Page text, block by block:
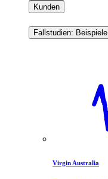
Kunden
Fallstudien: Beispiele
Virgin Australia